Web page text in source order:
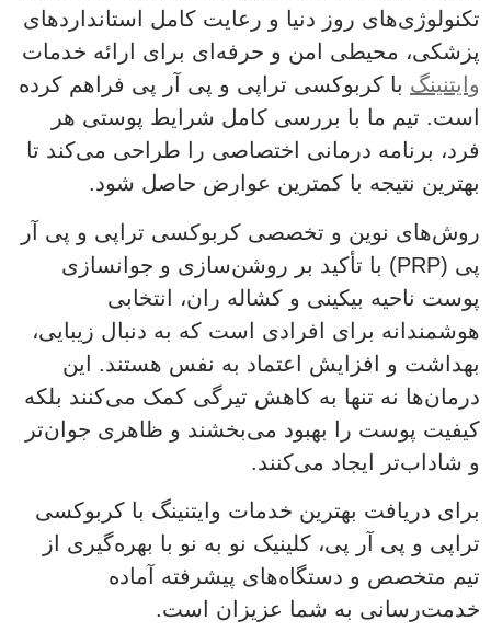
تکنولوژی‌های روز دنیا و رعایت کامل استانداردهای
پزشکی، محیطی امن و حرفه‌ای برای ارائه خدمات
وایتنینگ با کربوکسی تراپی و پی آر پی فراهم کرده
است. تیم ما با بررسی کامل شرایط پوستی هر
فرد، برنامه درمانی اختصاصی را طراحی می‌کند تا
بهترین نتیجه با کمترین عوارض حاصل شود.
روش‌های نوین و تخصصی کربوکسی تراپی و پی آر
پی (PRP) با تأکید بر روشن‌سازی و جوانسازی
پوست ناحیه بیکینی و کشاله ران، انتخابی
هوشمندانه برای افرادی است که به دنبال زیبایی،
بهداشت و افزایش اعتماد به نفس هستند. این
درمان‌ها نه تنها به کاهش تیرگی کمک می‌کنند بلکه
کیفیت پوست را بهبود می‌بخشند و ظاهری جوان‌تر
و شاداب‌تر ایجاد می‌کنند.
برای دریافت بهترین خدمات وایتنینگ با کربوکسی
تراپی و پی آر پی، کلینیک نو به نو با بهره‌گیری از
تیم متخصص و دستگاه‌های پیشرفته آماده
خدمت‌رسانی به شما عزیزان است.